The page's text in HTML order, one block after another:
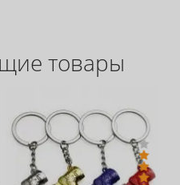
товары